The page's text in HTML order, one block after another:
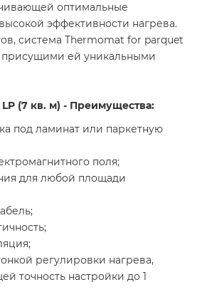
оптимальные
эффективности нагрева.
система Thermomat for parquet
присущими ей уникальными
(7 кв. м) - Преимущества:
под ламинат или паркетную
поля;
для любой площади
регулировки нагрева,
точность настройки до 1